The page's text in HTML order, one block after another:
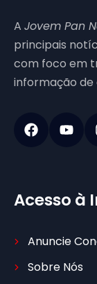
A Jovem Pan
principais
com foco em
informação de
Acesso à
Anuncie
Sobre Nós